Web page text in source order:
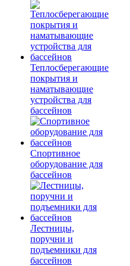
Теплосберегающие
покрытия и
наматывающие
устройства для
бассейнов
Спортивное
оборудование для
бассейнов
Лестницы,
поручни и
подъемники для
бассейнов